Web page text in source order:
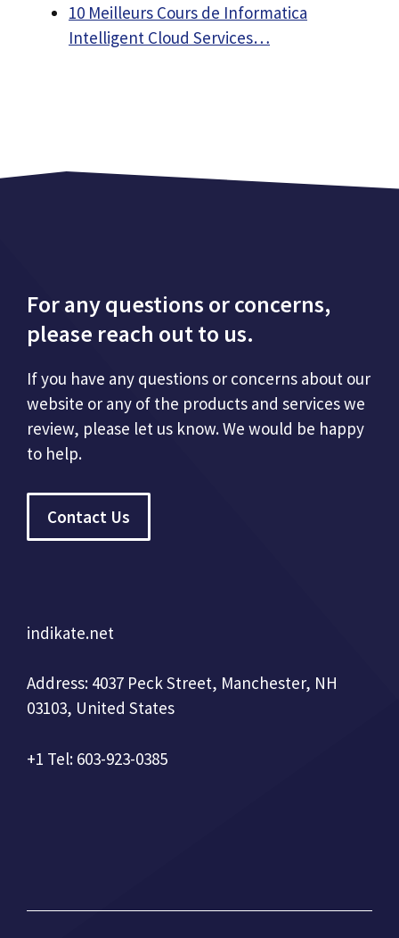
10 Meilleurs Cours de Informatica
Intelligent Cloud Services…
For any questions or concerns,
please reach out to us.
If you have any questions or concerns about our
website or any of the products and services we
review, please let us know. We would be happy
to help.
Contact Us
indikate.net
Address: 4037 Peck Street, Manchester, NH
03103, United States
+1 Tel: 603-923-0385